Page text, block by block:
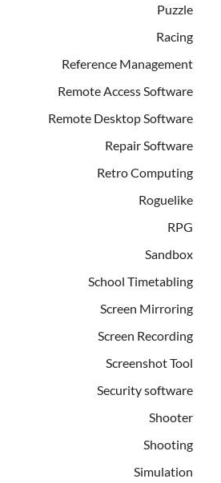
Puzzle
Racing
Reference Management
Remote Access Software
Remote Desktop Software
Repair Software
Retro Computing
Roguelike
RPG
Sandbox
School Timetabling
Screen Mirroring
Screen Recording
Screenshot Tool
Security software
Shooter
Shooting
Simulation